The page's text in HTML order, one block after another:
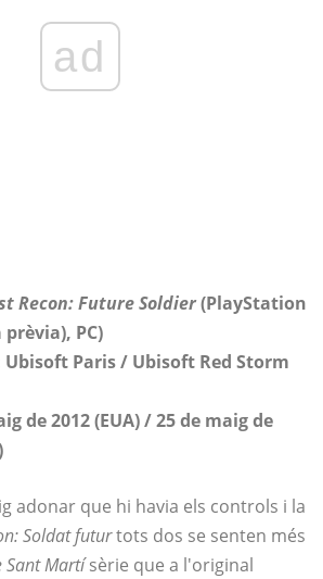
ad
Recon: Future Soldier(PlayStation
PC)
Paris / Ubisoft Red Storm
de 2012 (EUA) / 25 de maig de
adonar que hi havia els controls i la
Soldat futurtots dos se senten més
Sant Martísèrie que a l'original